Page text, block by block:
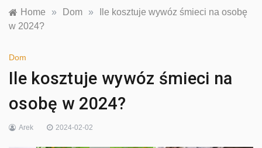
Home » Dom »
Ile kosztuje wywóz śmieci na osobę
w 2024?
Dom
Ile kosztuje wywóz śmieci na
osobę w 2024?
Arek 2024-02-02